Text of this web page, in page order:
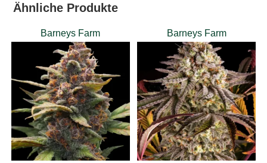
Ähnliche Produkte
Barneys Farm Barneys Farm